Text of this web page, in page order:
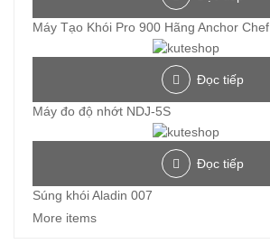
Máy Tạo Khói Pro 900 Hãng Anchor Chef
Đọc tiếp
Máy đo độ nhớt NDJ-5S
Đọc tiếp
Súng khói Aladin 007
More items